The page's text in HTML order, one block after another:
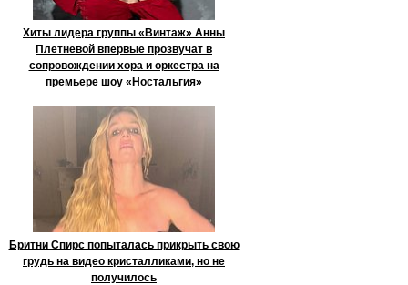
Хиты лидера группы «Винтаж» Анны
Плетневой впервые прозвучат в
сопровождении хора и оркестра на
премьере шоу «Ностальгия»
Бритни Спирс попыталась прикрыть свою
грудь на видео кристалликами, но не
получилось